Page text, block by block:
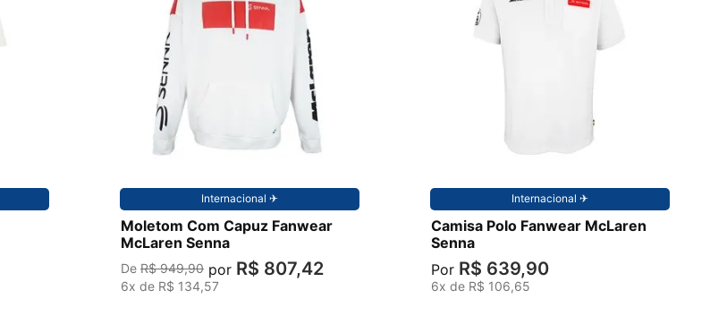
Internacional ✈︎
Moletom Com Capuz Fanwear
McLaren Senna
R$ 949,90 por R$ 807,42
6x de R$ 134,57
Internacional ✈︎
Camisa Polo Fanwear McLaren
Senna
Por R$ 639,90
6x de R$ 106,65